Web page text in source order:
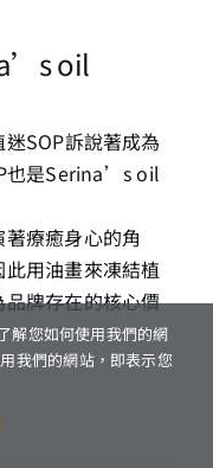
oil
SOP訴說著成為
也是Serina’s oil
療癒身心的角
用油畫來凍結植
牌存在的核心價
解您如何使用我們的網
我們的網站，即表示您